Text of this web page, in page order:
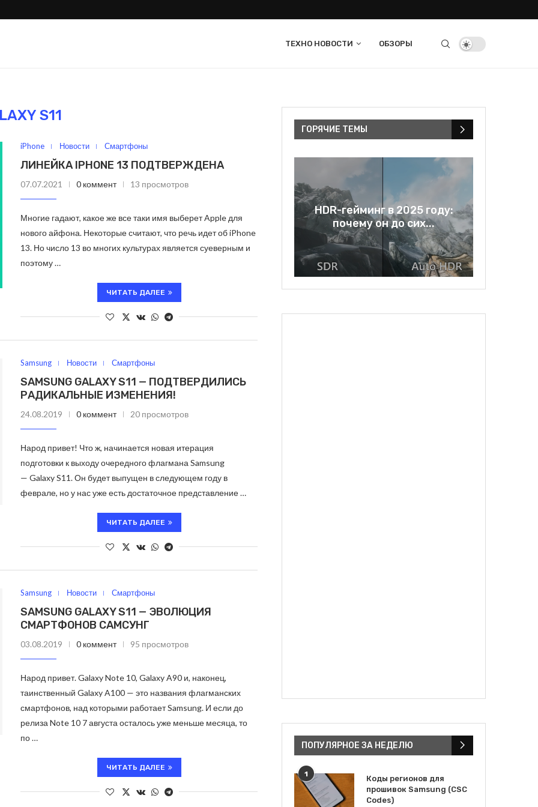
ТЕХНО НОВОСТИ ОБЗОРЫ
S11
iPhone Новости Смартфоны
ЛИНЕЙКА IPHONE 13 ПОДТВЕРЖДЕНА
07.07.2021 0 коммент 13 просмотров
Многие гадают, какое же все таки имя выберет Apple для
нового айфона. Некоторые считают, что речь идет об iPhone
13. Но число 13 во многих культурах является суеверным и
поэтому …
ЧИТАТЬ ДАЛЕЕ
Samsung Новости Смартфоны
SAMSUNG GALAXY S11 — ПОДТВЕРДИЛИСЬ
РАДИКАЛЬНЫЕ ИЗМЕНЕНИЯ!
24.08.2019 0 коммент 20 просмотров
Народ привет! Что ж, начинается новая итерация
подготовки к выходу очередного флагмана Samsung
— Galaxy S11. Он будет выпущен в следующем году в
феврале, но у нас уже есть достаточное представление …
ЧИТАТЬ ДАЛЕЕ
Samsung Новости Смартфоны
SAMSUNG GALAXY S11 — ЭВОЛЮЦИЯ
СМАРТФОНОВ САМСУНГ
03.08.2019 0 коммент 95 просмотров
Народ привет. Galaxy Note 10, Galaxy A90 и, наконец,
таинственный Galaxy A100 — это названия флагманских
смартфонов, над которыми работает Samsung. И если до
релиза Note 10 7 августа осталось уже меньше месяца, то
по …
ЧИТАТЬ ДАЛЕЕ
ГОРЯЧИЕ ТЕМЫ
Apple?
S25 Ultra: где настоящие...
HDR-гейминг в 2025 году:
почему он до сих...
ПОПУЛЯРНОЕ ЗА НЕДЕЛЮ
1
Коды регионов для
прошивок Samsung (CSC
Codes)